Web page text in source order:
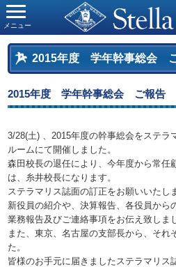
メニュー
2015年度 学年幹事総会
2015年度 学年幹事総会 ご報告
3/28(土) 、2015年度の幹事総会をステラ
ルームにて開催しました。
森田校長の退任により、今年度から常任
は、糸井校長になります。
ステラマリス誌面の訂正をお願いいたし
新役員の紹介や、決算報告、各役員から
業務報告及びご連絡事項をお伝え致しま
また、東京、名古屋の支部長から、それ
た。
皆様のお手元に届きましたステラマリス